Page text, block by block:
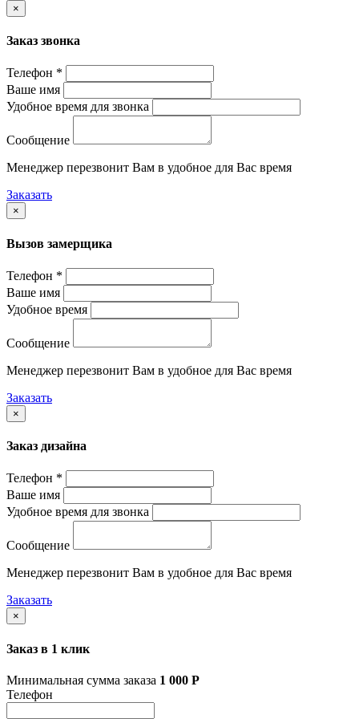
×
Заказ звонка
Телефон *
Ваше имя
Удобное время для звонка
Сообщение
Менеджер перезвонит Вам в удобное для Вас время
Заказать
×
Вызов замерщика
Телефон *
Ваше имя
Удобное время
Сообщение
Менеджер перезвонит Вам в удобное для Вас время
Заказать
×
Заказ дизайна
Телефон *
Ваше имя
Удобное время для звонка
Сообщение
Менеджер перезвонит Вам в удобное для Вас время
Заказать
×
Заказ в 1 клик
Минимальная сумма заказа 1 000 Р
Телефон